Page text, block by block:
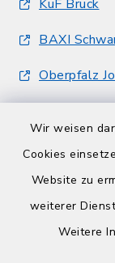
Wir weisen
Cookies
Website zu
weiterer
Weitere
KuF Bruck
BAXI
Oberpfalz